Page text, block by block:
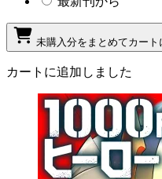
未購入分をまとめてカート
カートに追加しました